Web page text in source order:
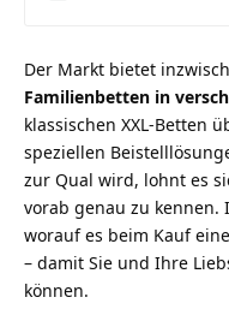
Der Markt bietet
Familienbetten in
klassischen XXL-Betten
speziellen
zur Qual wird, lohnt es
vorab genau zu kennen.
worauf es beim Kauf
– damit Sie und Ihre
können.